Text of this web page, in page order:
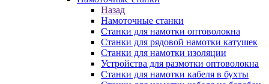
Назад
Намоточные станки
Станки для намотки оптоволокна
Станки для рядовой намотки катушек
Станки для намотки изоляции
Устройства для размотки оптоволокна
Станки для намотки кабеля в бухты